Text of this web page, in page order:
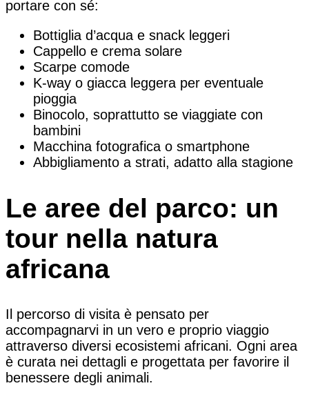
portare con sé:
Bottiglia d’acqua e snack leggeri
Cappello e crema solare
Scarpe comode
K-way o giacca leggera per eventuale
pioggia
Binocolo, soprattutto se viaggiate con
bambini
Macchina fotografica o smartphone
Abbigliamento a strati, adatto alla stagione
Le aree del parco: un
tour nella natura
africana
Il percorso di visita è pensato per
accompagnarvi in un vero e proprio viaggio
attraverso diversi ecosistemi africani. Ogni area
è curata nei dettagli e progettata per favorire il
benessere degli animali.